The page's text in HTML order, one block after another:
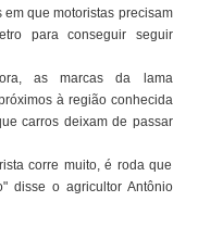
que motoristas precisam
para conseguir seguir
as marcas da lama
à região conhecida
carros deixam de passar
corre muito, é roda que
disse o agricultor Antônio